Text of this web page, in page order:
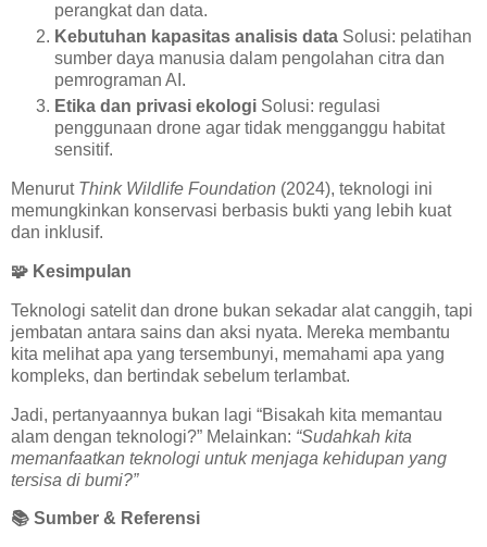
perangkat dan data.
Kebutuhan kapasitas analisis data Solusi: pelatihan
sumber daya manusia dalam pengolahan citra dan
pemrograman AI.
Etika dan privasi ekologi Solusi: regulasi
penggunaan drone agar tidak mengganggu habitat
sensitif.
Menurut Think Wildlife Foundation (2024), teknologi ini
memungkinkan konservasi berbasis bukti yang lebih kuat
dan inklusif.
🧩 Kesimpulan
Teknologi satelit dan drone bukan sekadar alat canggih, tapi
jembatan antara sains dan aksi nyata. Mereka membantu
kita melihat apa yang tersembunyi, memahami apa yang
kompleks, dan bertindak sebelum terlambat.
Jadi, pertanyaannya bukan lagi “Bisakah kita memantau
alam dengan teknologi?” Melainkan: “Sudahkah kita
memanfaatkan teknologi untuk menjaga kehidupan yang
tersisa di bumi?”
📚 Sumber & Referensi